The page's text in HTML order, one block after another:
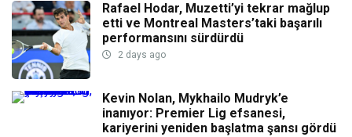
Rafael Hodar, Muzetti’yi tekrar mağlup
etti ve Montreal Masters’taki başarılı
performansını sürdürdü
2 days ago
Kevin Nolan, Mykhailo Mudryk’e
inanıyor: Premier Lig efsanesi,
kariyerini yeniden başlatma şansı gördü